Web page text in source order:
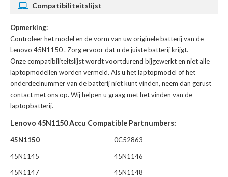
Compatibiliteitslijst
Opmerking:
Controleer het model en de vorm van uw originele batterij van de
Lenovo 45N1150. Zorg ervoor dat u de juiste batterij krijgt.
Onze compatibiliteitslijst wordt voortdurend bijgewerkt en niet alle
laptopmodellen worden vermeld. Als u het laptopmodel of het
onderdeelnummer van de batterij niet kunt vinden, neem dan gerust
contact met ons op. Wij helpen u graag met het vinden van de
laptopbatterij.
Lenovo 45N1150 Accu Compatible Partnumbers:
45N1150
0C52863
45N1145
45N1146
45N1147
45N1148